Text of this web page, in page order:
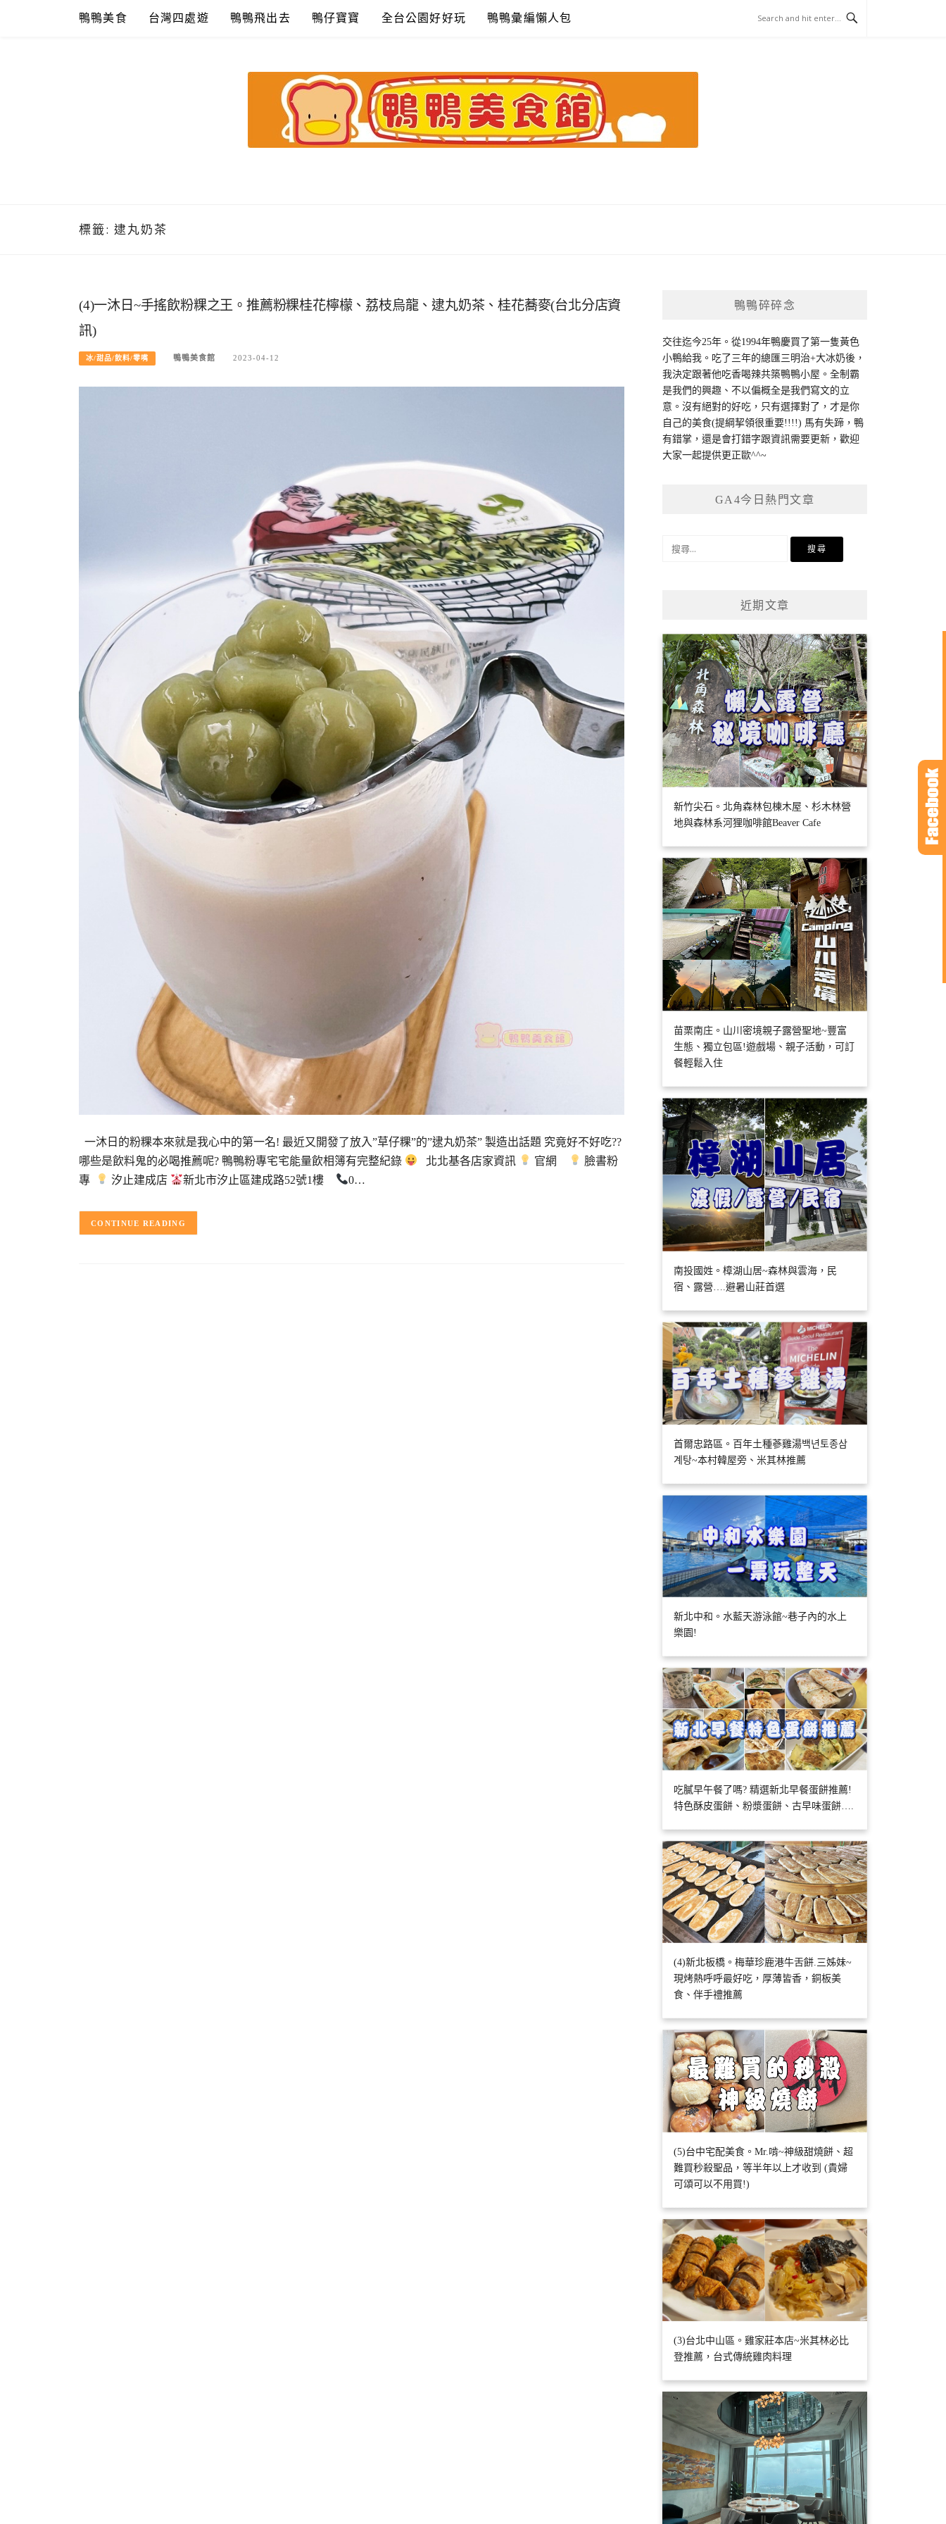
鴨鴨美食 台灣四處遊 鴨鴨飛出去 鴨仔寶寶 全台公園好好玩 鴨鴨彙編懶人包
標籤: 逮丸奶茶
(4)一沐日~手搖飲粉粿之王。推薦粉粿桂花檸檬、荔枝烏龍、逮丸奶茶、桂花蕎麥(台北分店資
訊)
冰/甜品/飲料/零嘴 鴨鴨美食館 2023-04-12
一沐日的粉粿本來就是我心中的第一名! 最近又開發了放入”草仔粿”的”逮丸奶茶” 製造出話題 究竟好不好吃??
哪些是飲料鬼的必喝推薦呢? 鴨鴨粉專宅宅能量飲相簿有完整紀錄
北北基各店家資訊 官網
臉書粉
專
汐止建成店 新北市汐止區建成路52號1樓 0…
CONTINUE READING
鴨鴨碎碎念
交往迄今25年。從1994年鴨慶買了第一隻黃色
小鴨給我。吃了三年的總匯三明治+大冰奶後，
我決定跟著他吃香喝辣共築鴨鴨小屋。全制霸
是我們的興趣、不以偏概全是我們寫文的立
意。沒有絕對的好吃，只有選擇對了，才是你
自己的美食(提綱挈領很重要!!!!) 馬有失蹄，鴨
有錯掌，還是會打錯字跟資訊需要更新，歡迎
大家一起提供更正歐^^~
GA4今日熱門文章
近期文章
新竹尖石。北角森林包棟木屋、杉木林營
地與森林系河狸咖啡館Beaver Cafe
苗栗南庄。山川密境親子露營聖地~豐富
生態、獨立包區!遊戲場、親子活動，可訂
餐輕鬆入住
南投國姓。樟湖山居~森林與雲海，民
宿、露營….避暑山莊首選
首爾忠路區。百年土種蔘雞湯백년토종삼
계탕~本村韓屋旁、米其林推薦
新北中和。水藍天游泳館~巷子內的水上
樂園!
吃膩早午餐了嗎? 精選新北早餐蛋餅推薦!
特色酥皮蛋餅、粉漿蛋餅、古早味蛋餅….
(4)新北板橋。梅華珍鹿港牛舌餅.三姊妹~
現烤熱呼呼最好吃，厚薄皆香，銅板美
食、伴手禮推薦
(5)台中宅配美食。Mr.啃~神級甜燒餅、超
難買秒殺聖品，等半年以上才收到 (貴婦
可頌可以不用買!)
(3)台北中山區。雞家莊本店~米其林必比
登推薦，台式傳統雞肉料理